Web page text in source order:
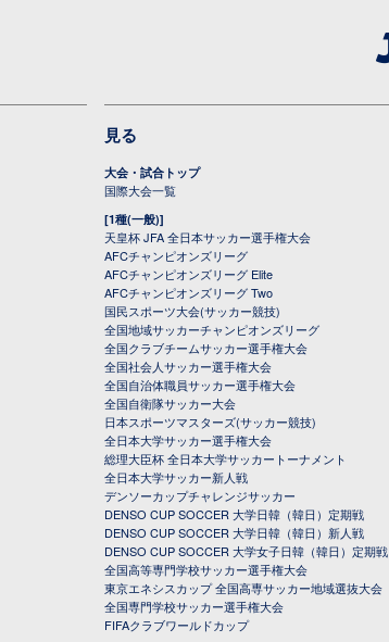
見る
大会・試合トップ
国際大会一覧
[1種(一般)]
天皇杯 JFA 全日本サッカー選手権大会
AFCチャンピオンズリーグ
AFCチャンピオンズリーグ Elite
AFCチャンピオンズリーグ Two
国民スポーツ大会(サッカー競技)
全国地域サッカーチャンピオンズリーグ
全国クラブチームサッカー選手権大会
全国社会人サッカー選手権大会
全国自治体職員サッカー選手権大会
全国自衛隊サッカー大会
日本スポーツマスターズ(サッカー競技)
全日本大学サッカー選手権大会
総理大臣杯 全日本大学サッカートーナメント
全日本大学サッカー新人戦
デンソーカップチャレンジサッカー
DENSO CUP SOCCER 大学日韓（韓日）定期戦
DENSO CUP SOCCER 大学日韓（韓日）新人戦
DENSO CUP SOCCER 大学女子日韓（韓日）定期戦
全国高等専門学校サッカー選手権大会
東京エネシスカップ 全国高専サッカー地域選抜大会
全国専門学校サッカー選手権大会
FIFAクラブワールドカップ